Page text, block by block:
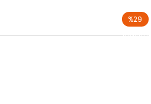
%29
İndirim